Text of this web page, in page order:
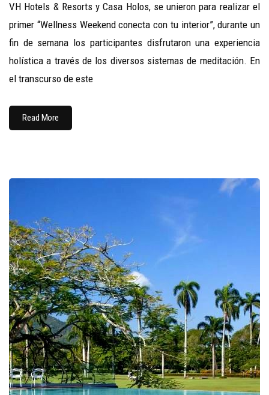
VH Hotels & Resorts y Casa Holos, se unieron para realizar el
primer “Wellness Weekend conecta con tu interior”, durante un
fin de semana los participantes disfrutaron una experiencia
holística a través de los diversos sistemas de meditación. En
el transcurso de este
Read More